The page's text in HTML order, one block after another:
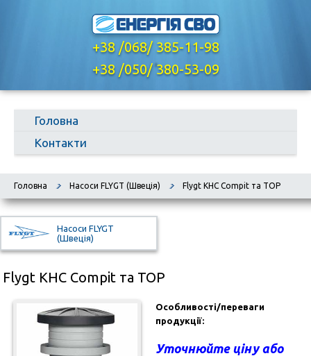
+38 /068/ 385-11-98
,
+38 /050/ 380-53-09
Головна
Контакти
Головна Насоси FLYGT (Швеція) Flygt КНС Compit та ТОР
Насоси FLYGT
(Швеція)
Flygt КНС Compit та ТОР
Особливості/переваги
продукції:
Уточнюйте ціну або